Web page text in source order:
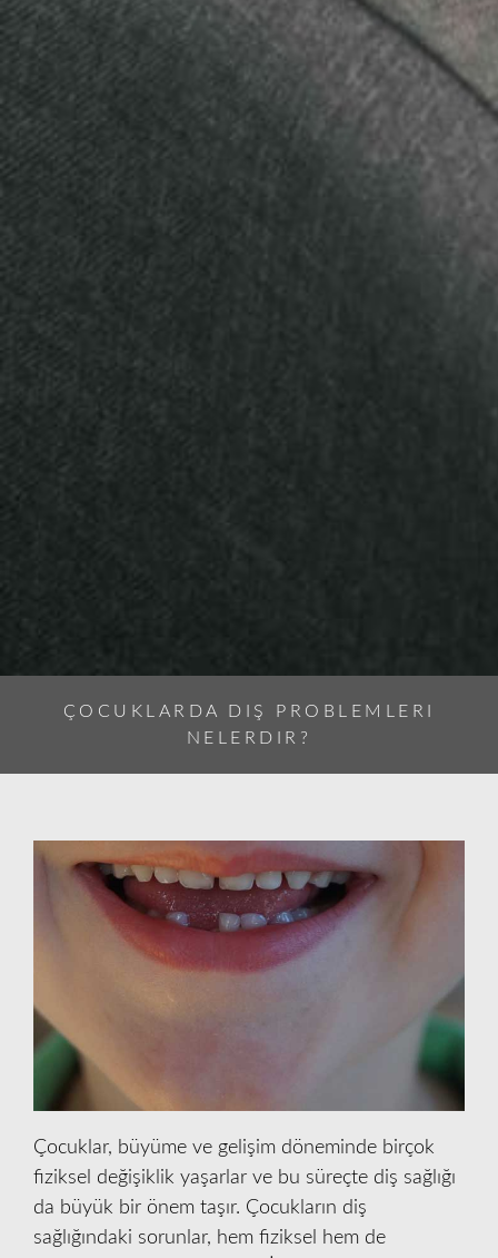
ÇOCUKLARDA DIŞ PROBLEMLERI
NELERDIR?
Çocuklar, büyüme ve gelişim döneminde birçok
fiziksel değişiklik yaşarlar ve bu süreçte diş sağlığı
da büyük bir önem taşır. Çocukların diş
sağlığındaki sorunlar, hem fiziksel hem de